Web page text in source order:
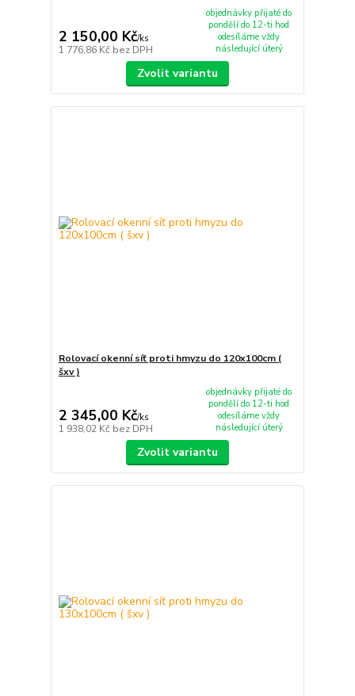
2 150,00 Kč/ks
1 776,86 Kč bez DPH
objednávky přijaté do
pondělí do 12-ti hod
odesíláme vždy
následující úterý
Zvolit variantu
Rolovací okenní síť proti hmyzu do 120x100cm (
šxv )
2 345,00 Kč/ks
1 938,02 Kč bez DPH
objednávky přijaté do
pondělí do 12-ti hod
odesíláme vždy
následující úterý
Zvolit variantu